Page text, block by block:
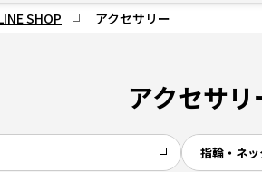
SHOP アクセサリー
アクセサリ
指輪・ネ